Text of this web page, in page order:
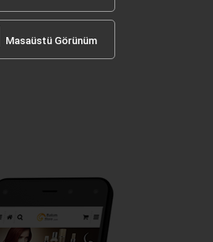
Masaüstü Görünüm